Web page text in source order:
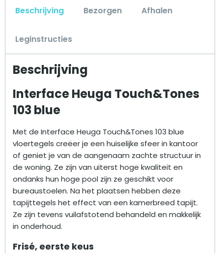
Beschrijving Bezorgen Afhalen
Leginstructies
Beschrijving
Interface Heuga Touch&Tones
103 blue
Met de Interface Heuga Touch&Tones 103 blue
vloertegels creëer je een huiselijke sfeer in kantoor
of geniet je van de aangenaam zachte structuur in
de woning. Ze zijn van uiterst hoge kwaliteit en
ondanks hun hoge pool zijn ze geschikt voor
bureaustoelen. Na het plaatsen hebben deze
tapijttegels het effect van een kamerbreed tapijt.
Ze zijn tevens vuilafstotend behandeld en makkelijk
in onderhoud.
Frisé, eerste keus